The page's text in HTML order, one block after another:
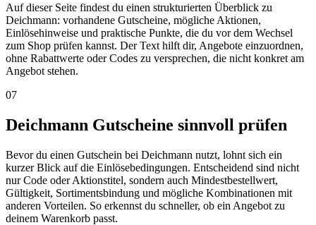
Auf dieser Seite findest du einen strukturierten Überblick zu
Deichmann: vorhandene Gutscheine, mögliche Aktionen,
Einlösehinweise und praktische Punkte, die du vor dem Wechsel
zum Shop prüfen kannst. Der Text hilft dir, Angebote einzuordnen,
ohne Rabattwerte oder Codes zu versprechen, die nicht konkret am
Angebot stehen.
07
Deichmann Gutscheine sinnvoll prüfen
Bevor du einen Gutschein bei Deichmann nutzt, lohnt sich ein
kurzer Blick auf die Einlösebedingungen. Entscheidend sind nicht
nur Code oder Aktionstitel, sondern auch Mindestbestellwert,
Gültigkeit, Sortimentsbindung und mögliche Kombinationen mit
anderen Vorteilen. So erkennst du schneller, ob ein Angebot zu
deinem Warenkorb passt.